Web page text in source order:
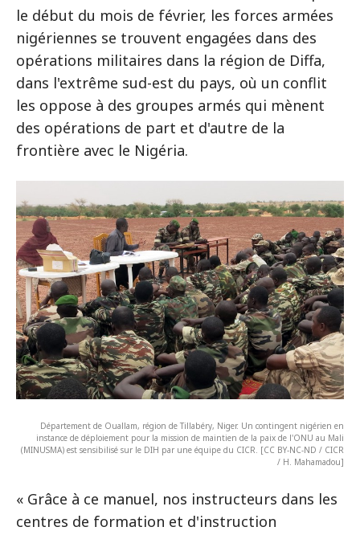
le début du mois de février, les forces armées
nigériennes se trouvent engagées dans des
opérations militaires dans la région de Diffa,
dans l'extrême sud-est du pays, où un conflit
les oppose à des groupes armés qui mènent
des opérations de part et d'autre de la
frontière avec le Nigéria.
Département de Ouallam, région de Tillabéry, Niger. Un contingent nigérien en
instance de déploiement pour la mission de maintien de la paix de l'ONU au Mali
(MINUSMA) est sensibilisé sur le DIH par une équipe du CICR. [CC BY-NC-ND / CICR
/ H. Mahamadou]
« Grâce à ce manuel, nos instructeurs dans les
centres de formation et d'instruction